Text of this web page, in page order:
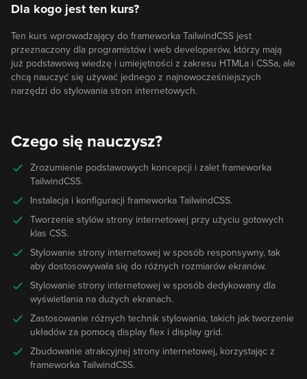
Dla kogo jest ten kurs?
Ten kurs wprowadzający do frameworka TailwindCSS jest
przeznaczony dla programistów i web developerów, którzy mają
już podstawową wiedzę i umiejętności z zakresu HTMLa i CSSa, ale
chcą nauczyć się używać jednego z najnowocześniejszych
narzędzi do stylowania stron internetowych.
Czego się nauczysz?
Zrozumienie podstawowych koncepcji i zalet frameworka
TailwindCSS.
Instalacja i konfiguracji frameworka TailwindCSS.
Tworzenie stylów strony internetowej przy użyciu gotowych
klas CSS.
Stylowanie strony internetowej w sposób responsywny, tak
aby dostosowywała się do różnych rozmiarów ekranów.
Stylowanie strony internetowej w sposób dedykowany dla
wyświetlania na dużych ekranach.
Zastosowanie różnych technik stylowania, takich jak tworzenie
układów za pomocą display flex i display grid.
Zbudowanie atrakcyjnej strony internetowej, korzystając z
frameworka TailwindCSS.